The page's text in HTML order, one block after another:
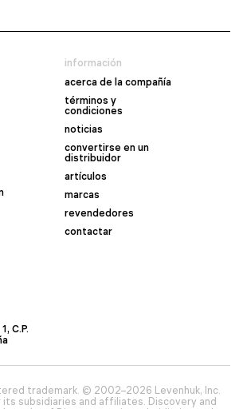
información
acerca de la compañía
términos y
condiciones
noticias
convertirse en un
distribuidor
artículos
marcas
revendedores
contactar
C.P.
trademark. © 2002–2026 Levenhuk, Inc.
subsidiaries and affiliates. Discovery and